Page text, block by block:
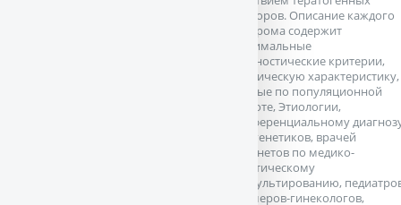
факторов. Описание каждого
синдрома содержит
минимальные
диагностические критерии,
клиническую характеристику,
данные по популяционной
частоте, Этиологии,
дифференциальному
Для генетиков, врачей
кабинетов по медико-
генетическому
консультированию,
акушеров-гинекологов,